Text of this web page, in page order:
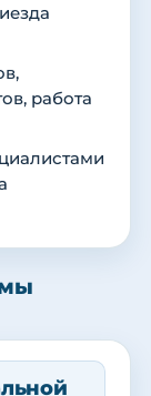
работа